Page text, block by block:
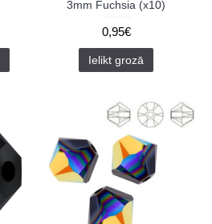
3mm Fuchsia (x10)
0,95€
Ielikt grozā